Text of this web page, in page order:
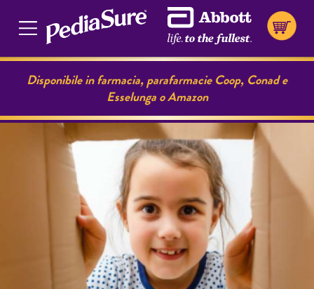
Disponibile in farmacia, parafarmacie Coop, Conad e
Esselunga o Amazon